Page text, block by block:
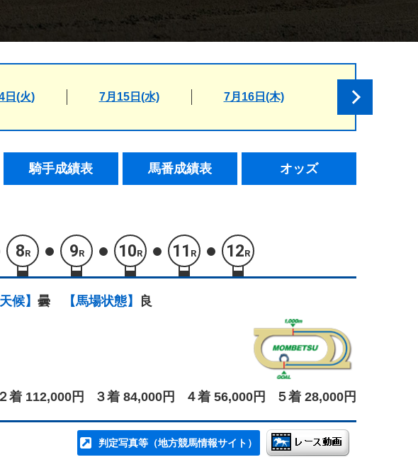
道内の発売情報(PDF)
日(火) 7月15日(水) 7月16日(木)
騎手成績表 馬番成績表 オッズ
8R 9R 10R 11 R 12R
天候】 曇 【馬場状態】 良
２着 112,000円 ３着 84,000円 ４着 56,000円 ５着 28,000円
判定写真等（地方競馬情報サイト）